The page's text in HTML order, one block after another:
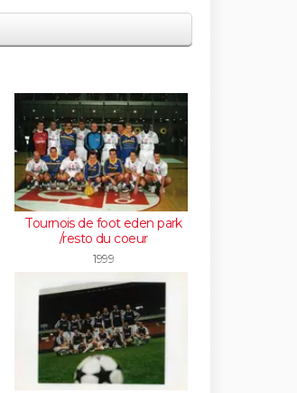
Tournois de foot eden park
/resto du coeur
1999